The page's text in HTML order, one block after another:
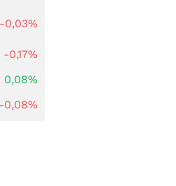
-0,03%
-0,17%
0,08%
-0,08%